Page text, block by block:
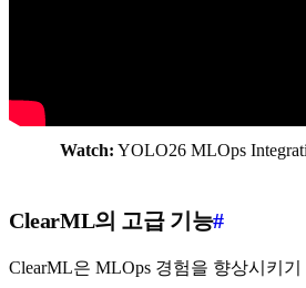
Watch: YOLO26 MLOps
ClearML의 고급 기능#
ClearML은 MLOps 경험을 향상시키